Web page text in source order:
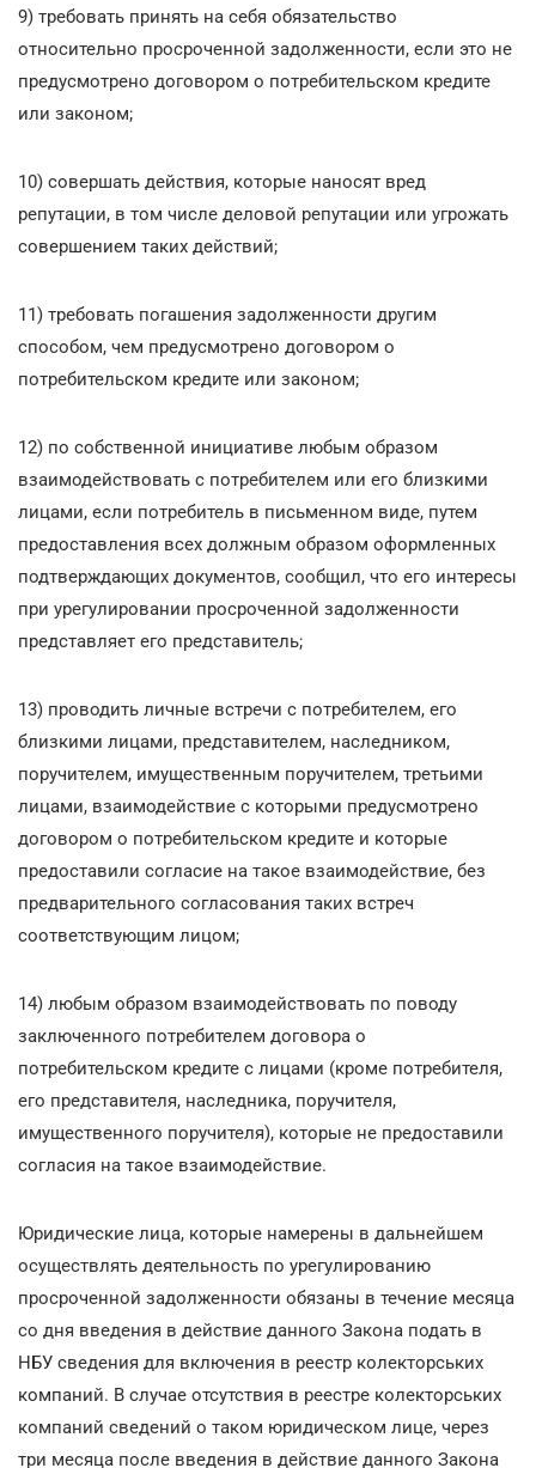
9) требовать принять на себя обязательство
относительно просроченной задолженности, если это не
предусмотрено договором о потребительском кредите
или законом;
10) совершать действия, которые наносят вред
репутации, в том числе деловой репутации или угрожать
совершением таких действий;
11) требовать погашения задолженности другим
способом, чем предусмотрено договором о
потребительском кредите или законом;
12) по собственной инициативе любым образом
взаимодействовать с потребителем или его близкими
лицами, если потребитель в письменном виде, путем
предоставления всех должным образом оформленных
подтверждающих документов, сообщил, что его интересы
при урегулировании просроченной задолженности
представляет его представитель;
13) проводить личные встречи с потребителем, его
близкими лицами, представителем, наследником,
поручителем, имущественным поручителем, третьими
лицами, взаимодействие с которыми предусмотрено
договором о потребительском кредите и которые
предоставили согласие на такое взаимодействие, без
предварительного согласования таких встреч
соответствующим лицом;
14) любым образом взаимодействовать по поводу
заключенного потребителем договора о
потребительском кредите с лицами (кроме потребителя,
его представителя, наследника, поручителя,
имущественного поручителя), которые не предоставили
согласия на такое взаимодействие.
Юридические лица, которые намерены в дальнейшем
осуществлять деятельность по урегулированию
просроченной задолженности обязаны в течение месяца
со дня введения в действие данного Закона подать в
НБУ сведения для включения в реестр колекторських
компаний. В случае отсутствия в реестре колекторських
компаний сведений о таком юридическом лице, через
три месяца после введения в действие данного Закона